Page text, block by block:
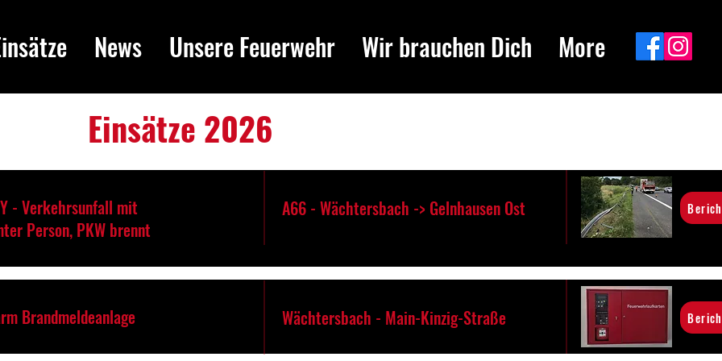
News Unsere Feuerwehr Wir brauchen Dich More
Einsätze 2026
- Verkehrsunfall mit
Person, PKW brennt
A66 - Wächtersbach -> Gelnhausen Ost
Brandmeldeanlage Wächtersbach - Main-Kinzig-Straße